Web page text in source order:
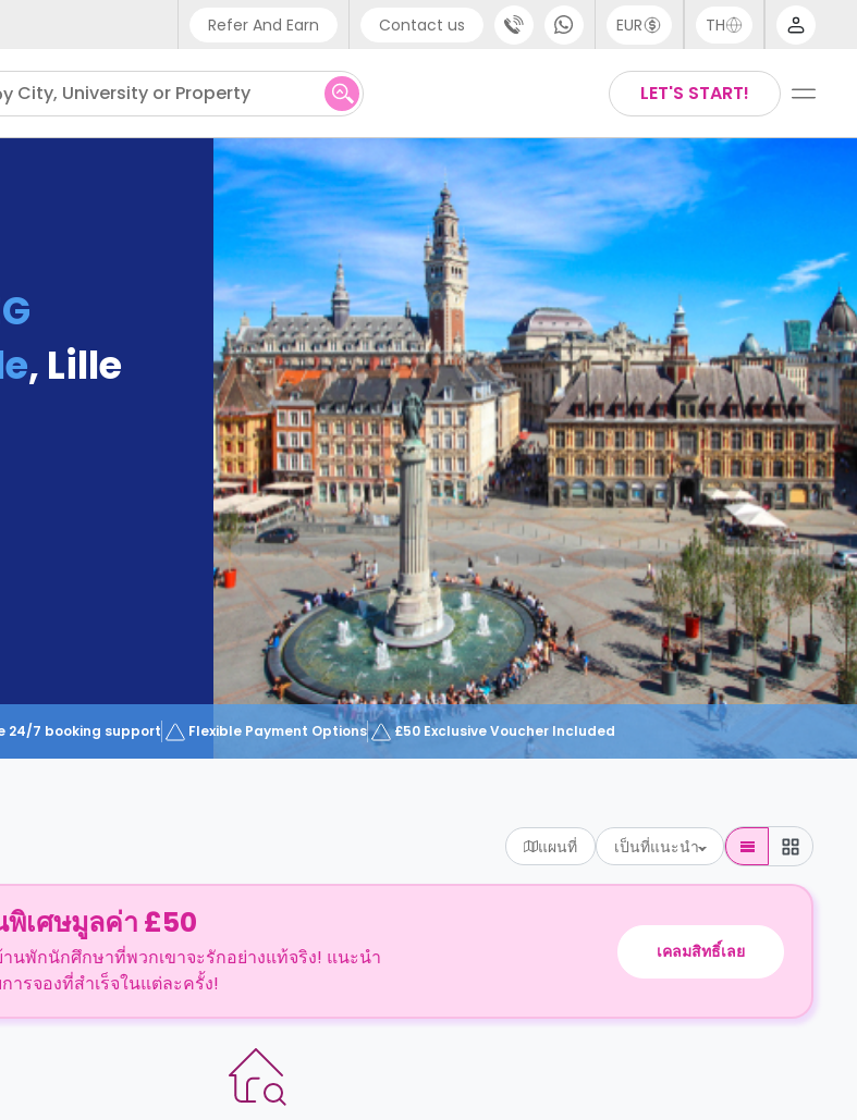
Refer And Earn Contact us
Phone support
UK - +44 (0) 20 3871 8666
IN - +91 (80) 3711 1326
US - +1 (646) 718 6172
EUR TH
English
Thai
LET'S START!
City, University or Property
, Lille
24/7 booking support Flexible Payment Options £50 Exclusive Voucher Included
แผนที่ เป็นที่แนะนำ
เศษมูลค่า £50
พักนักศึกษาที่พวกเขาจะรักอย่างแท้จริง! แนะนำ
ารจองที่สำเร็จในแต่ละครั้ง!
เคลมสิทธิ์เลย